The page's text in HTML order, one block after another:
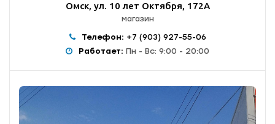
Омск, ул. 10 лет Октября, 172А
магазин
Телефон: +7 (903) 927-55-06
Работает: Пн - Вс: 9:00 - 20:00